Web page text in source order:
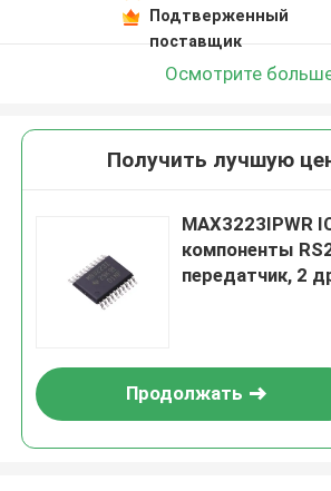
Подтверженный
поставщик
Осмотрите
Получить лучшую
MAX3223IPWR
компоненты
передатчик, 2
Продолжать